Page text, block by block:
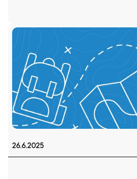
26.6.2025